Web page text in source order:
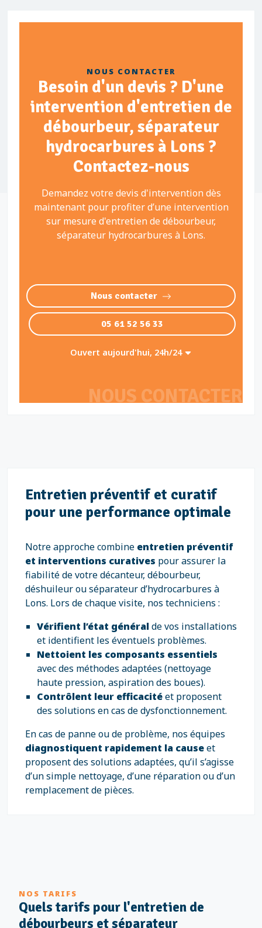
NOUS CONTACTER
NOUS CONTACTER
Besoin d'un devis ? D'une
intervention d'entretien de
débourbeur, séparateur
hydrocarbures à Lons ?
Contactez-nous
Demandez votre devis d'intervention dès
maintenant pour profiter d’une intervention
sur mesure d'entretien de débourbeur,
séparateur hydrocarbures à Lons.
Nous contacter
05 61 52 56 33
Ouvert aujourd'hui, 24h/24
Entretien préventif et curatif
pour une performance optimale
Notre approche combine entretien préventif
et interventions curatives pour assurer la
fiabilité de votre décanteur, débourbeur,
déshuileur ou séparateur d’hydrocarbures à
Lons. Lors de chaque visite, nos techniciens :
Vérifient l’état généralde vos installations
et identifient les éventuels problèmes.
Nettoient les composants essentiels
avec des méthodes adaptées (nettoyage
haute pression, aspiration des boues).
Contrôlent leur efficacitéet proposent
des solutions en cas de dysfonctionnement.
En cas de panne ou de problème, nos équipes
diagnostiquent rapidement la causeet
proposent des solutions adaptées, qu’il s’agisse
d’un simple nettoyage, d’une réparation ou d’un
remplacement de pièces.
NOS TARIFS
Quels tarifs pour l'entretien de
débourbeurs et séparateur